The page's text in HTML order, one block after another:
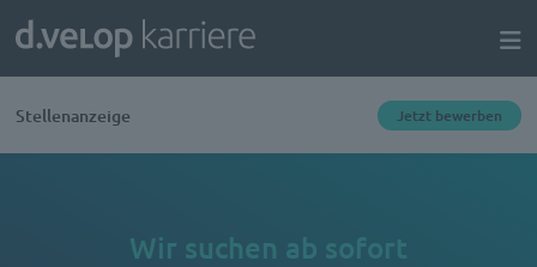
Stellenanzeige Jetzt bewerben
Wir suchen ab sofort